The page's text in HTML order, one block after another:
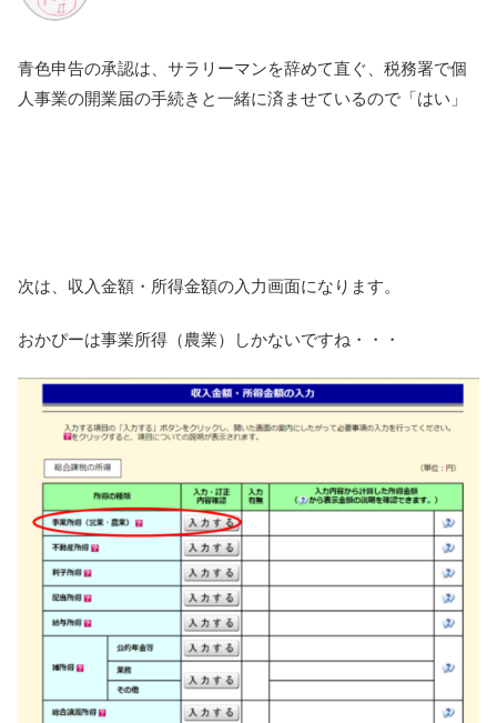
青色申告の承認は、サラリーマンを辞めて直ぐ、税務署で個
人事業の開業届の手続きと一緒に済ませているので「はい」
次は、収入金額・所得金額の入力画面になります。
おかぴーは事業所得（農業）しかないですね・・・